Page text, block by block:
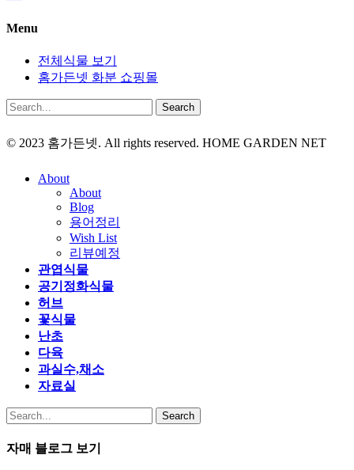
Menu
전체식물 보기
홈가든넷 화분 쇼핑몰
Search
© 2023 홈가든넷. All rights reserved. HOME GARDEN NET
About
About
Blog
용어정리
Wish List
리뷰예정
관엽식물
공기정화식물
허브
꽃식물
난초
다육
과실수,채소
자료실
Search
자매 블로그 보기